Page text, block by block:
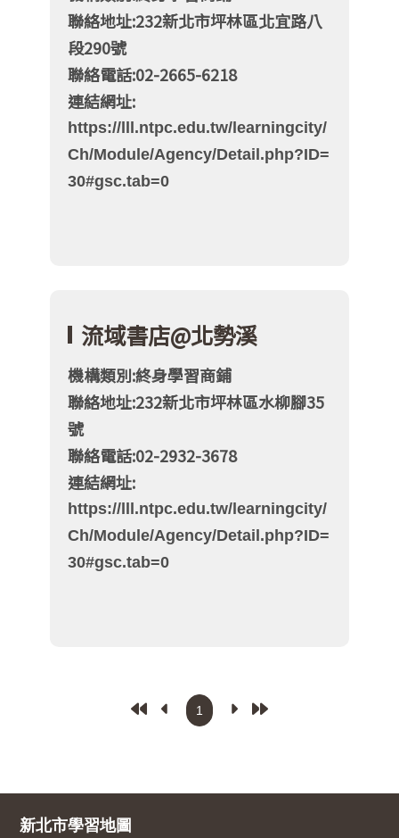
聯絡地址:232新北市坪林區北宜路八
段290號
聯絡電話:02-2665-6218
連結網址:
https://lll.ntpc.edu.tw/learningcity/
Ch/Module/Agency/Detail.php?ID=
30#gsc.tab=0
流域書店@北勢溪
機構類別:終身學習商鋪
聯絡地址:232新北市坪林區水柳腳35
號
聯絡電話:02-2932-3678
連結網址:
https://lll.ntpc.edu.tw/learningcity/
Ch/Module/Agency/Detail.php?ID=
30#gsc.tab=0
新北市學習地圖